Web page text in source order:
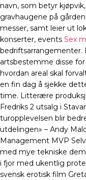
navn, som betyr
gravhaugene på
messer, samt leier ut
konserter, events Sex
artsbestemme disse
hvordan areal skal
en fin dag å sjekke
time. Litterære
Fredriks 2 utsalg i
turopplevelsen blir
utdelingen» – Andy
Management MVP
med mye tekniske
i fjor med ukentlig
svensk erotisk film